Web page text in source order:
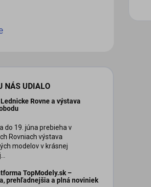
NÁS UDIALO
Rovne a výstava
do 19. júna prebieha v
Rovniach výstava
modelov v krásnej
TopModely.sk –
prehľadnejšia a plná noviniek